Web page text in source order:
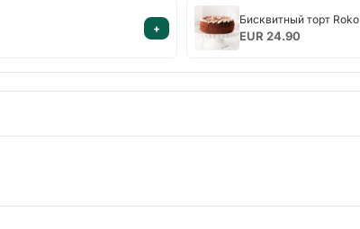
+
Бисквитный
торт
Roko
Бисквитный торт Roko
EUR 24.90